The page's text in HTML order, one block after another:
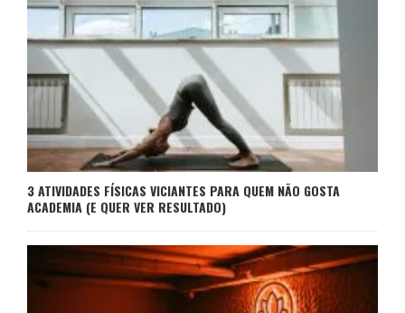
3 ATIVIDADES FÍSICAS VICIANTES PARA QUEM NÃO GOSTA
ACADEMIA (E QUER VER RESULTADO)